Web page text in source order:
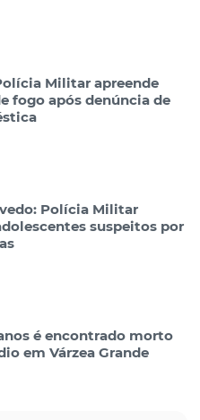
Militar apreende
fogo após denúncia de
Polícia Militar
suspeitos por
é encontrado morto
em Várzea Grande